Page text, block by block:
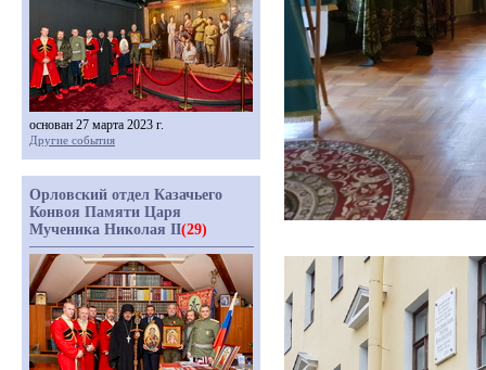
основан 27 марта 2023 г.
Другие события
Орловский отдел Казачьего
Конвоя Памяти Царя
Мученика Николая II(29)